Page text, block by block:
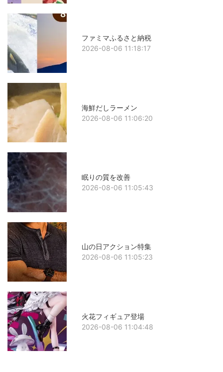
ファミマふるさと納税
2026-08-06 11:18:17
海鮮だしラーメン
2026-08-06 11:06:20
眠りの質を改善
2026-08-06 11:05:43
山の日アクション特集
2026-08-06 11:05:23
火花フィギュア登場
2026-08-06 11:04:48